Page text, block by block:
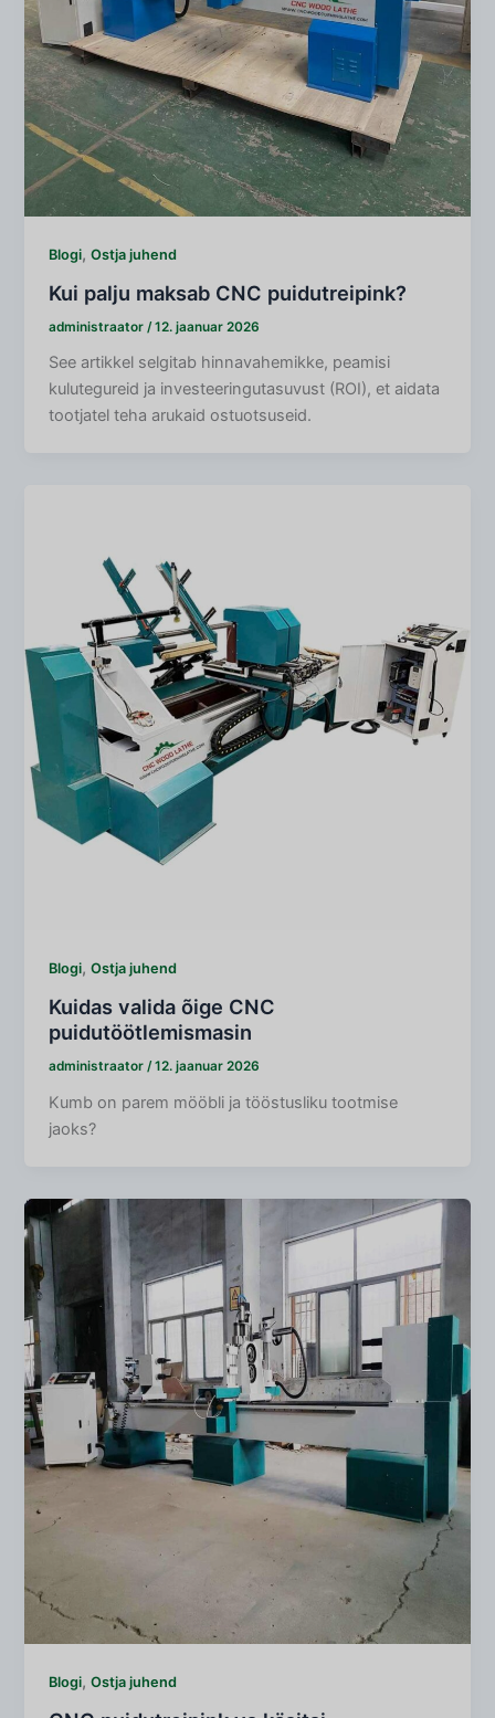
Blogi,Ostja juhend
Kui palju maksab CNC puidutreipink?
administraator /12. jaanuar 2026
See artikkel selgitab hinnavahemikke, peamisi
kulutegureid ja investeeringutasuvust (ROI), et aidata
tootjatel teha arukaid ostuotsuseid.
Blogi,Ostja juhend
Kuidas valida õige CNC
puidutöötlemismasin
administraator/12. jaanuar 2026
Kumb on parem mööbli ja tööstusliku tootmise
jaoks?
Blogi,Ostja juhend